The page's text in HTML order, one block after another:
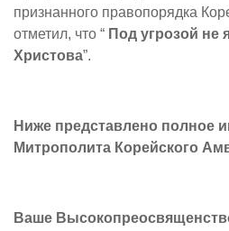
признанного правопорядка
отметил, что “ Под угрозой не
Христова”.
Ниже представлено полное
Митрополита Корейского
Ваше В